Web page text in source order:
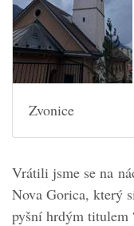
Zvonice
Vrátili jsme se na
Nova Gorica, který
pyšní hrdým titulem